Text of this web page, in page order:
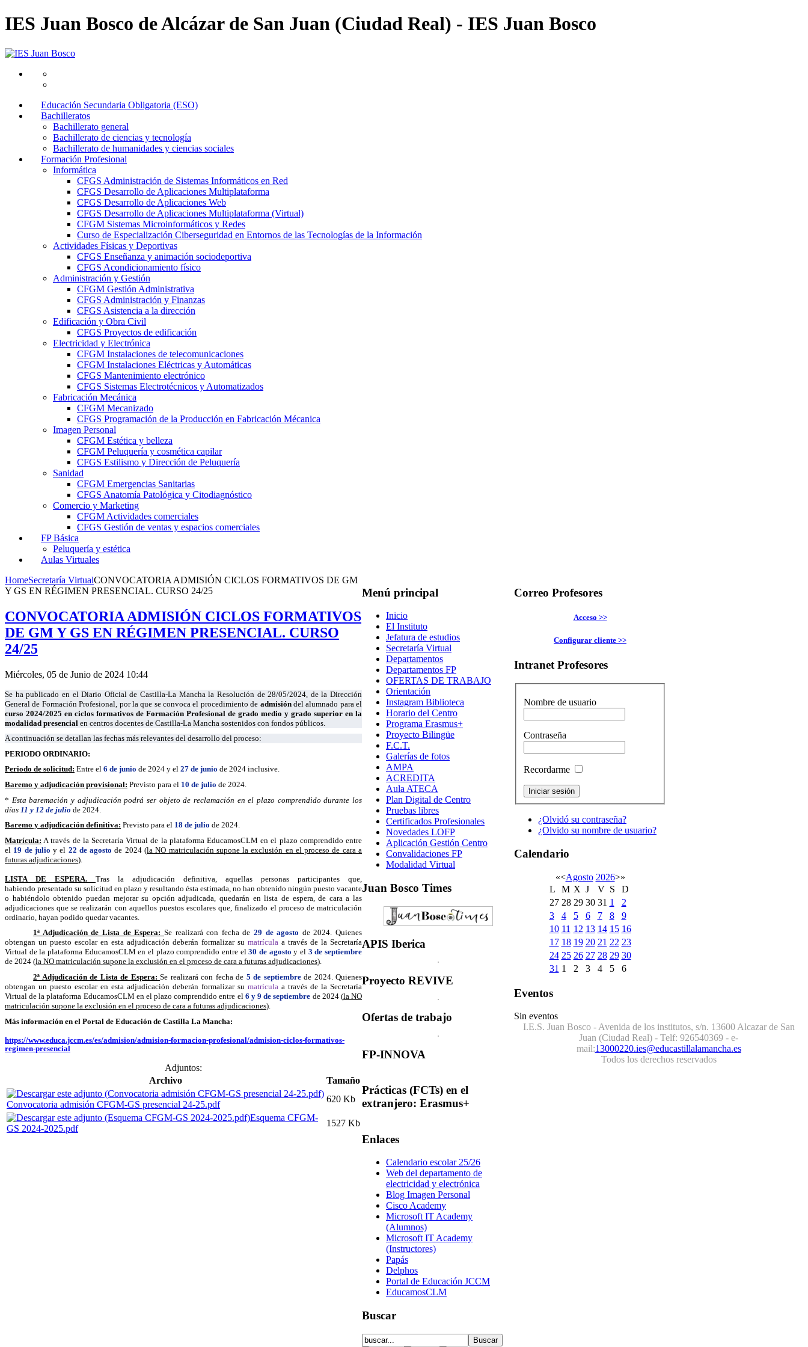
IES Juan Bosco de Alcázar de San Juan (Ciudad Real) - IES Juan Bosco
Educación Secundaria Obligatoria (ESO)
Bachilleratos
Bachillerato general
Bachillerato de ciencias y tecnología
Bachillerato de humanidades y ciencias sociales
Formación Profesional
Informática
CFGS Administración de Sistemas Informáticos en Red
CFGS Desarrollo de Aplicaciones Multiplataforma
CFGS Desarrollo de Aplicaciones Web
CFGS Desarrollo de Aplicaciones Multiplataforma (Virtual)
CFGM Sistemas Microinformáticos y Redes
Curso de Especialización Ciberseguridad en Entornos de las Tecnologías de la Información
Actividades Físicas y Deportivas
CFGS Enseñanza y animación sociodeportiva
CFGS Acondicionamiento físico
Administración y Gestión
CFGM Gestión Administrativa
CFGS Administración y Finanzas
CFGS Asistencia a la dirección
Edificación y Obra Civil
CFGS Proyectos de edificación
Electricidad y Electrónica
CFGM Instalaciones de telecomunicaciones
CFGM Instalaciones Eléctricas y Automáticas
CFGS Mantenimiento electrónico
CFGS Sistemas Electrotécnicos y Automatizados
Fabricación Mecánica
CFGM Mecanizado
CFGS Programación de la Producción en Fabricación Mécanica
Imagen Personal
CFGM Estética y belleza
CFGM Peluquería y cosmética capilar
CFGS Estilismo y Dirección de Peluquería
Sanidad
CFGM Emergencias Sanitarias
CFGS Anatomía Patológica y Citodiagnóstico
Comercio y Marketing
CFGM Actividades comerciales
CFGS Gestión de ventas y espacios comerciales
FP Básica
Peluquería y estética
Aulas Virtuales
HomeSecretaría VirtualCONVOCATORIA ADMISIÓN CICLOS FORMATIVOS DE GM
Y GS EN RÉGIMEN PRESENCIAL. CURSO 24/25
CONVOCATORIA ADMISIÓN CICLOS FORMATIVOS
DE GM Y GS EN RÉGIMEN PRESENCIAL. CURSO
24/25
Miércoles, 05 de Junio de 2024 10:44
Se ha publicado en el Diario Oficial de Castilla-La Mancha la Resolución de 28/05/2024, de la Dirección
General de Formación Profesional, por la que se convoca el procedimiento de admisióndel alumnado para el
curso 2024/2025 en ciclos formativos de Formación Profesional de grado medio y grado superior en la
modalidad presencial en centros docentes de Castilla-La Mancha sostenidos con fondos públicos.
A continuación se detallan las fechas más relevantes del desarrollo del proceso:
PERIODO ORDINARIO:
Periodo de solicitud: Entre el 6 de junio de 2024 y el 27 de junio de 2024 inclusive.
Baremo y adjudicación provisional: Previsto para el 10 de julio de 2024.
* Esta baremación y adjudicación podrá ser objeto de reclamación en el plazo comprendido durante los
días 11 y 12 de julio de 2024.
Baremo y adjudicación definitiva: Previsto para el 18 de julio de 2024.
Matrícula: A través de la Secretaría Virtual de la plataforma EducamosCLM en el plazo comprendido entre
el 19 de julio y el 22 de agosto de 2024 (la NO matriculación supone la exclusión en el proceso de cara a
futuras adjudicaciones).
LISTA DE ESPERA. Tras la adjudicación definitiva, aquellas personas participantes que,
habiendo presentado su solicitud en plazo y resultando ésta estimada, no han obtenido ningún puesto vacante
o habiéndolo obtenido puedan mejorar su opción adjudicada, quedarán en lista de espera, de cara a las
adjudicaciones que se realizarán con aquellos puestos escolares que, finalizado el proceso de matriculación
ordinario, hayan podido quedar vacantes.
1ª Adjudicación de Lista de Espera: Se realizará con fecha de 29 de agosto de 2024. Quienes
obtengan un puesto escolar en esta adjudicación deberán formalizar su matrícula a través de la Secretaría
Virtual de la plataforma EducamosCLM en el plazo comprendido entre el30 de agosto y el 3 de septiembre
de 2024 (la NO matriculación supone la exclusión en el proceso de cara a futuras adjudicaciones).
2ª Adjudicación de Lista de Espera:Se realizará con fecha de 5 de septiembrede 2024. Quienes
obtengan un puesto escolar en esta adjudicación deberán formalizar su matrícula a través de la Secretaría
Virtual de la plataforma EducamosCLM en el plazo comprendido entre el 6 y 9 de septiembre de 2024 (la NO
matriculación supone la exclusión en el proceso de cara a futuras adjudicaciones).
Más información en el Portal de Educación de Castilla La Mancha:
https://www.educa.jccm.es/es/admision/admision-formacion-profesional/admision-ciclos-formativos-
regimen-presencial
Adjuntos:
Archivo
Tamaño
Convocatoria admisión CFGM-GS presencial 24-25.pdf
620 Kb
Esquema CFGM-
GS 2024-2025.pdf
1527 Kb
Menú principal
Inicio
El Instituto
Jefatura de estudios
Secretaría Virtual
Departamentos
Departamentos FP
OFERTAS DE TRABAJO
Orientación
Instagram Biblioteca
Horario del Centro
Programa Erasmus+
Proyecto Bilingüe
F.C.T.
Galerías de fotos
AMPA
ACREDITA
Aula ATECA
Plan Digital de Centro
Pruebas libres
Certificados Profesionales
Novedades LOFP
Aplicación Gestión Centro
Convalidaciones FP
Modalidad Virtual
Juan Bosco Times
APIS Iberica
Proyecto REVIVE
Ofertas de trabajo
FP-INNOVA
Prácticas (FCTs) en el
extranjero: Erasmus+
Enlaces
Calendario escolar 25/26
Web del departamento de
electricidad y electrónica
Blog Imagen Personal
Cisco Academy
Microsoft IT Academy
(Alumnos)
Microsoft IT Academy
(Instructores)
Papás
Delphos
Portal de Educación JCCM
EducamosCLM
Buscar
Correo Profesores
Acceso >>
Configurar cliente >>
Intranet Profesores
Nombre de usuario
Contraseña
Recordarme
¿Olvidó su contraseña?
¿Olvido su nombre de usuario?
Calendario
«<Agosto 2026>»
L
M X J V S
D
27 28 29 30 31 1
2
3
4 5 6 7 8
9
10 11 12 13 14 15 16
17 18 19 20 21 22 23
24 25 26 27 28 29 30
31 1 2 3 4 5 6
Eventos
Sin eventos
I.E.S. Juan Bosco - Avenida de los institutos, s/n. 13600 Alcazar de San
Juan (Ciudad Real) - Telf: 926540369 - e-
mail:13000220.ies@educastillalamancha.es
Todos los derechos reservados